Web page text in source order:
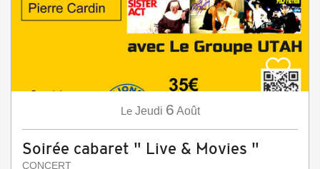
Le Jeudi 6 Août
Soirée cabaret " Live & Movies "
CONCERT